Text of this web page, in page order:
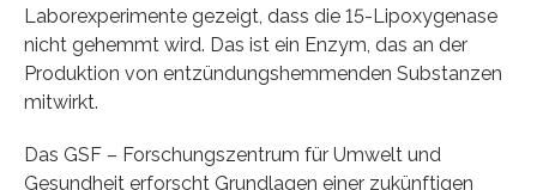
Laborexperimente gezeigt, dass die 15-Lipoxygenase
nicht gehemmt wird. Das ist ein Enzym, das an der
Produktion von entzündungshemmenden Substanzen
mitwirkt.
Das GSF – Forschungszentrum für Umwelt und
Gesundheit erforscht Grundlagen einer zukünftigen